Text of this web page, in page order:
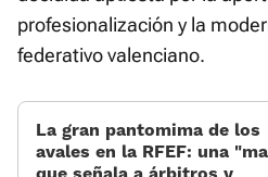
profesionalización y la
federativo valenciano.
La gran pantomima de los
avales en la RFEF: una